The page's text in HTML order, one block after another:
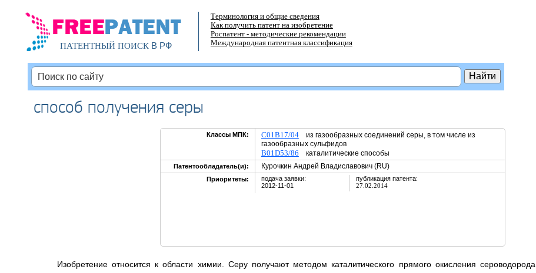
ПАТЕНТНЫЙ ПОИСКВ РФ
Терминология и общие сведения
Как получить патент на изобретение
Роспатент - методические рекомендации
Международная патентная классификация
способ получения серы
Классы МПК: C01B17/04из газообразных соединений серы, в том числе из
газообразных сульфидов
B01D53/86 каталитические способы
Патентообладатель(и): Курочкин Андрей Владиславович (RU)
Приоритеты:
подача заявки:
2012-11-01
публикация патента:
27.02.2014
Изобретение относится к области химии. Серу получают методом каталитического прямого окисления сероводорода